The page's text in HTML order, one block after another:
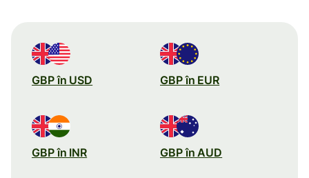
GBP în USD GBP în EUR
GBP în INR GBP în AUD